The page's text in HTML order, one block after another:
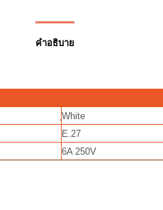
คำอธิบาย
ฺWhite
E.27
6A 250V